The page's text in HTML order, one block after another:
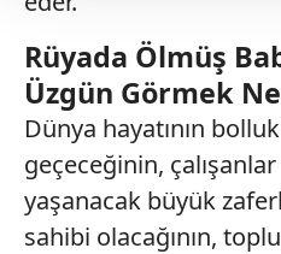
Her halükârda, kullanıcılar,
takdirde, kullanıcılara hedefli
gösterilmeyecektir."
Sizlere daha iyi bir hizmet
Sitemizde kendimize ve
kullanılmaktadır. Bu çerezler
verileriniz işlenmekte olup
toplumu hizmetlerinin
Rüyada Ölmüş
Üzgün Görmek
Dünya hayatının
geçeceğinin,
yaşanacak büyük
sahibi olacağının,